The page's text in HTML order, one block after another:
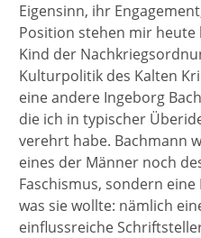
Eigensinn, ihr
Position stehen mir heute
Kind der
Kulturpolitik des Kalten
eine andere Ingeborg
die ich in typischer
verehrt habe. Bachmann
eines der Männer noch
Faschismus, sondern
was sie wollte: nämlich
einflussreiche